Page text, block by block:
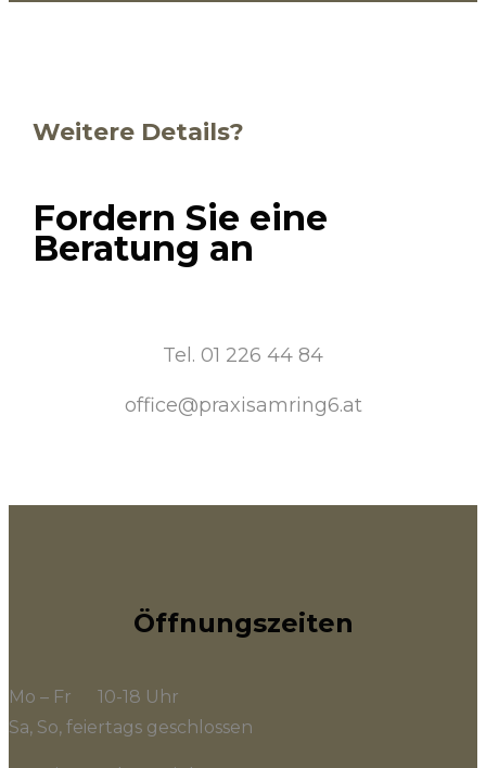
Weitere Details?
Fordern Sie eine
Beratung an
Tel. 01 226 44 84
office@praxisamring6.at
Öffnungszeiten
Mo – Fr 10-18 Uhr
Sa, So, feiertags geschlossen